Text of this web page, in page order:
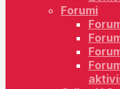
Forumi